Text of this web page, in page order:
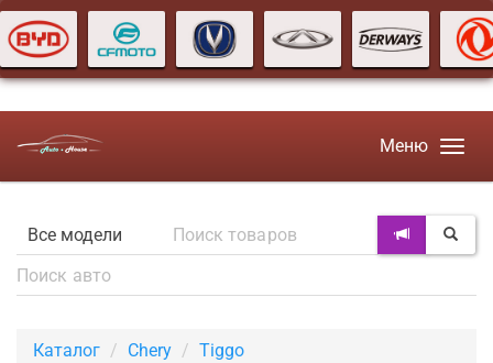
Меню
Каталог Chery
Tiggo